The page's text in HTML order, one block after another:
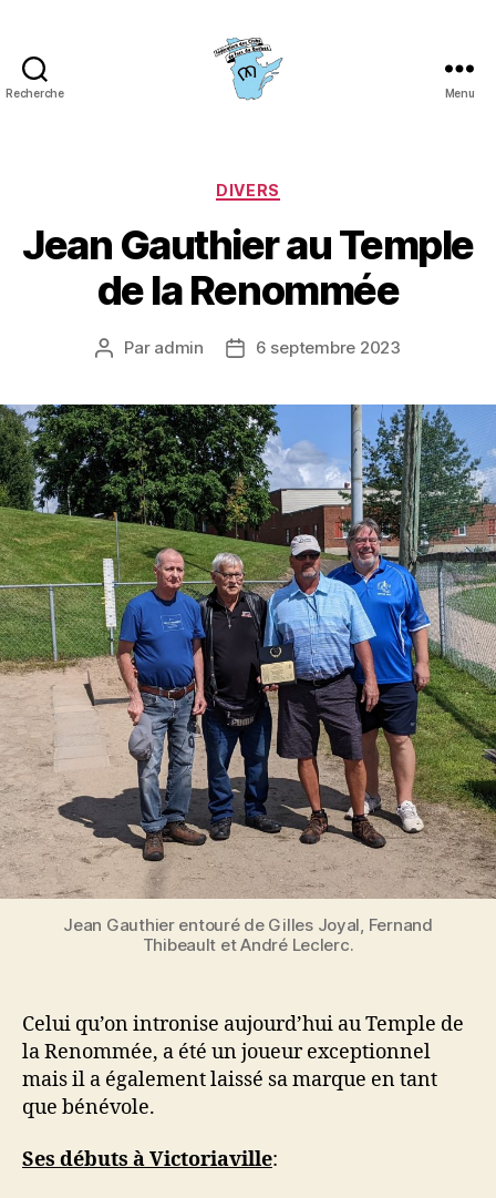
Recherche
de
du
Québec
(FCFQ)
Menu
Catégories
DIVERS
Jean Gauthier au Temple
de la Renommée
Auteur
Par admin
Date6 septembre 2023
Jean Gauthier entouré de Gilles Joyal, Fernand
Thibeault et André Leclerc.
Celui qu’on intronise aujourd’hui au Temple de
la Renommée, a été un joueur exceptionnel
mais il a également laissé sa marque en tant
que bénévole.
Ses débuts à Victoriaville: